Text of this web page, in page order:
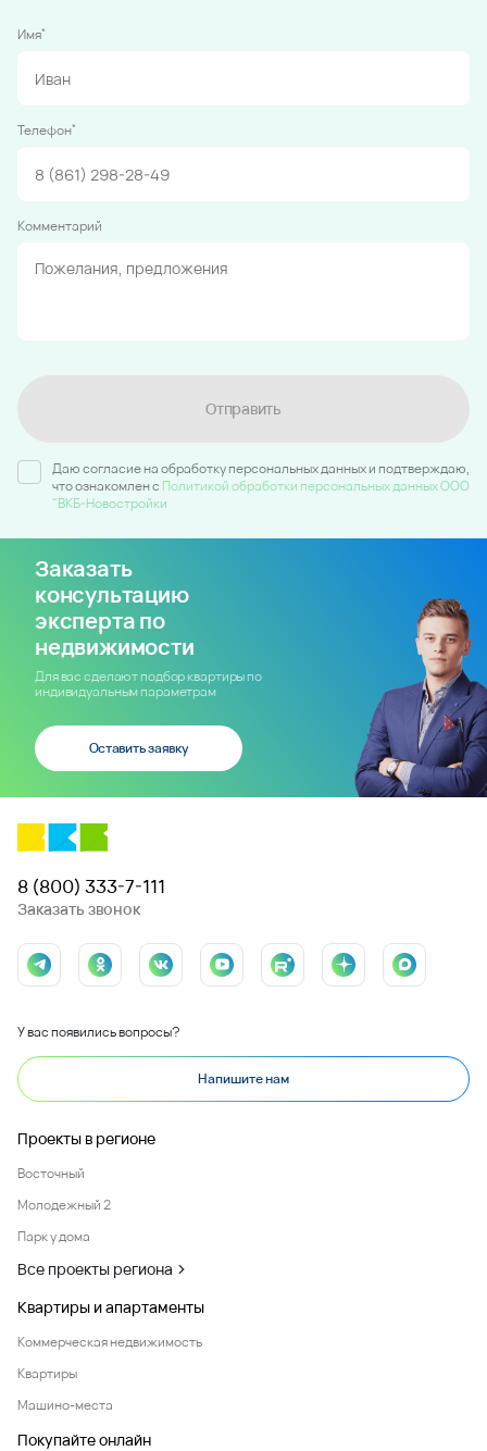
Имя*
Телефон*
Комментарий
Отправить
Даю согласие на обработку персональных данных и подтверждаю,
что ознакомлен c Политикой обработки персональных данных ООО
"ВКБ-Новостройки
Заказать
консультацию
эксперта по
недвижимости
Для вас сделают подбор квартиры по
индивидуальным параметрам
Оставить заявку
8 (800) 333-7-111
Заказать звонок
У вас появились вопросы?
Напишите нам
Проекты в регионе
Восточный
Молодежный 2
Парк у дома
Все проекты региона
Квартиры и апартаменты
Коммерческая недвижимость
Квартиры
Машино-места
Покупайте онлайн